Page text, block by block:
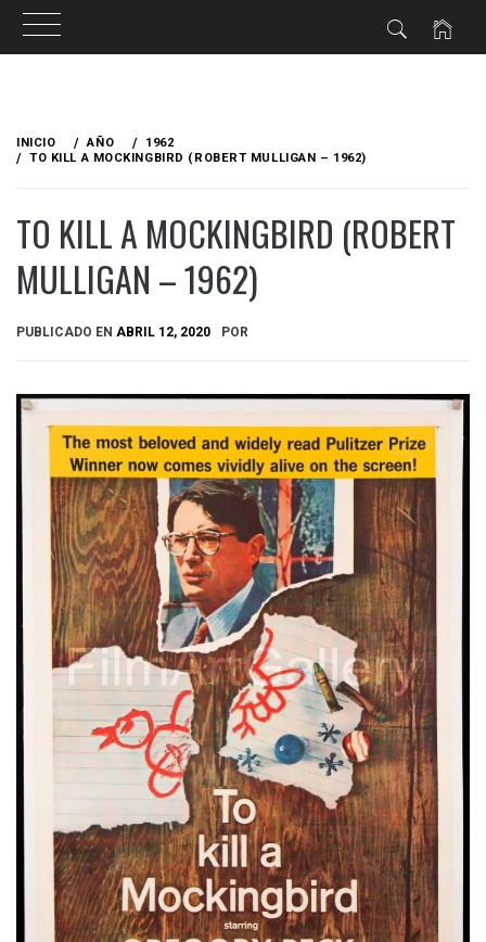
contenido
INICIO AÑO
1962
TO KILL A MOCKINGBIRD (ROBERT MULLIGAN – 1962)
TO KILL A MOCKINGBIRD (ROBERT
MULLIGAN – 1962)
PUBLICADO EN ABRIL 12, 2020 POR